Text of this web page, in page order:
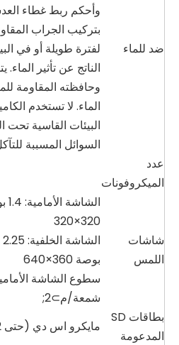
ضد للماء
وأحكم ربط غطاء
بتركيب الجراب
لفترة طويلة أو في
الماء. لا تستخدم
البيئات القاسية تحت
السوائل المسببة
عدد
الميكروفونات
شاشات
اللمس
320×320
بوصة 360×640
شمعة/م⊃2;
بطاقات SD
المدعومة
مايكرو اس دي (حتى 512 جيجابايت)